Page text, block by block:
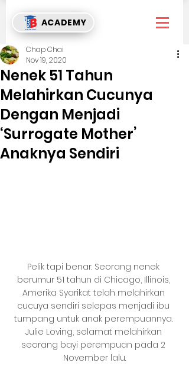
ACADEMY
Nenek 51 Tahun
Melahirkan Cucunya
Dengan Menjadi
‘Surrogate Mother’
Anaknya Sendiri
Chap Chai
Nov 19, 2020
Pelik tapi benar. Seorang nenek
berumur 51 tahun di Chicago, Illinois,
Amerika Syarikat telah melahirkan
cucuya sendiri selepas menjadi ibu
tumpang untuk anak perempuannya.
Julie Loving, selamat melahirkan
seorang bayi perempuan pada 2
November lalu.